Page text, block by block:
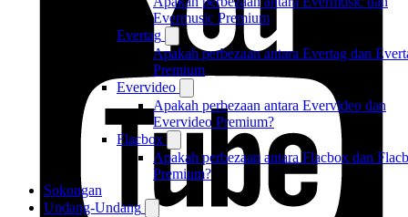
Evermusic Premium
Evertag
Apakah perbezaan antara Evertag dan
Premium
Evervideo
Apakah perbezaan antara Evervideo dan
Evervideo Premium?
Flacbox
Apakah perbezaan antara Flacbox dan
Premium?
Sokongan
Undang-Undang